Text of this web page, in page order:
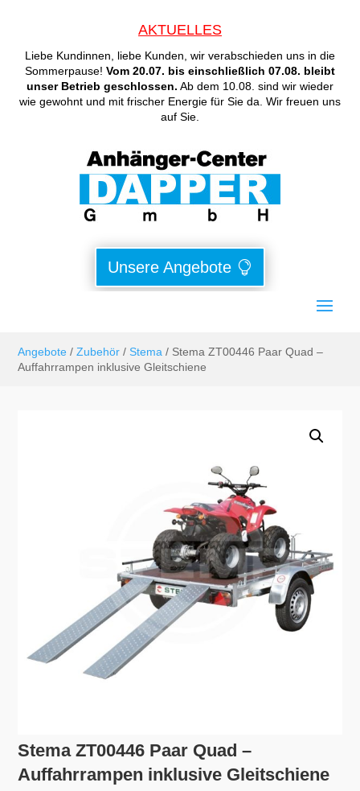
AKTUELLES
Liebe Kundinnen, liebe Kunden, wir verabschieden uns in die
Sommerpause! Vom 20.07. bis einschließlich 07.08. bleibt
unser Betrieb geschlossen. Ab dem 10.08. sind wir wieder
wie gewohnt und mit frischer Energie für Sie da. Wir freuen uns
auf Sie.
Unsere Angebote
Angebote /Zubehör /Stema / Stema ZT00446 Paar Quad –
Auffahrrampen inklusive Gleitschiene
Stema ZT00446 Paar Quad –
Auffahrrampen inklusive Gleitschiene